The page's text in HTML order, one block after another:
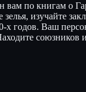
по книгам о
изучайте
х годов. Ваш